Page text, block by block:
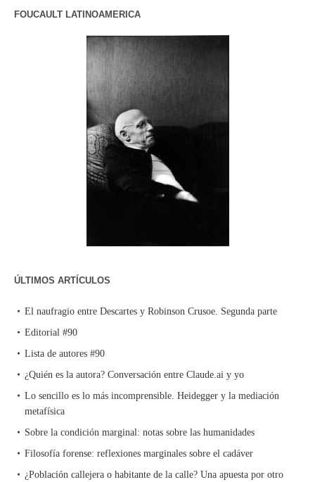
FOUCAULT LATINOAMERICA
ÚLTIMOS ARTÍCULOS
El naufragio entre Descartes y Robinson Crusoe. Segunda parte
Editorial #90
Lista de autores #90
¿Quién es la autora? Conversación entre Claude.ai y yo
Lo sencillo es lo más incomprensible. Heidegger y la mediación
metafísica
Sobre la condición marginal: notas sobre las humanidades
Filosofía forense: reflexiones marginales sobre el cadáver
¿Población callejera o habitante de la calle? Una apuesta por otro